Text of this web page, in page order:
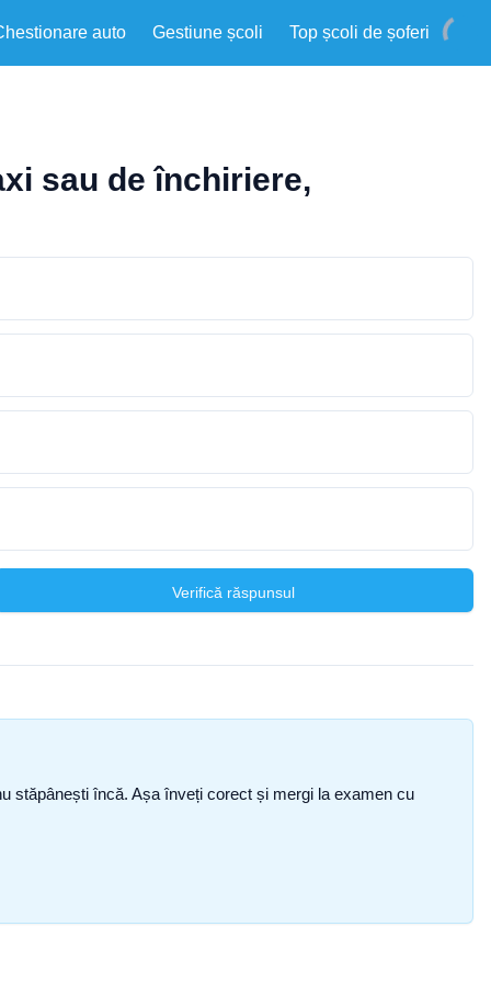
auto Gestiune școli Top școli de șoferi
sau de închiriere,
Verifică răspunsul
stăpânești încă. Așa înveți corect și mergi la examen cu